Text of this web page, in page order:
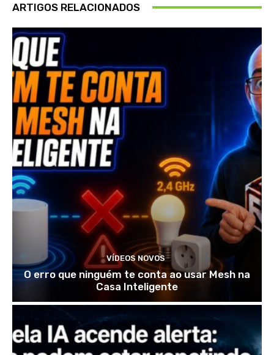
ARTIGOS RELACIONADOS
VÍDEOS NOVOS
O erro que ninguém te conta ao usar Mesh na
Casa Inteligente